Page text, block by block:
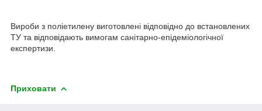
Вироби з поліетилену виготовлені відповідно до встановлених
ТУ та відповідають вимогам санітарно-епідеміологічної
експертизи.
Приховати